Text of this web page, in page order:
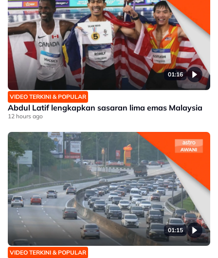
01:16
VIDEO TERKINI & POPULAR
Abdul Latif lengkapkan sasaran lima emas Malaysia
12 hours ago
01:15
VIDEO TERKINI & POPULAR